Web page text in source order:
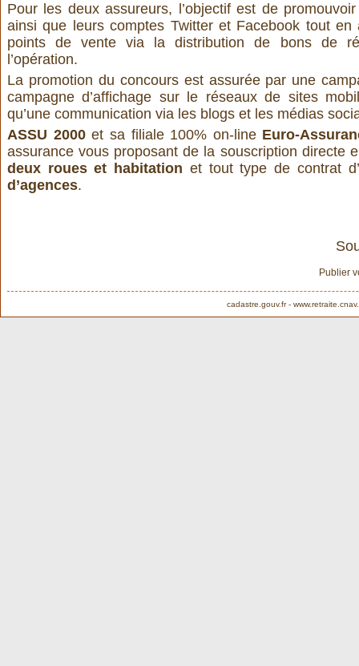
Pour les deux assureurs, l’objectif est de
ainsi que leurs comptes Twitter et Facebook tout
points de vente via la distribution de bons de
l’opération.
La promotion du concours est assurée par une
campagne d’affichage sur le réseaux de sites
qu’une communication via les blogs et les médias
ASSU 2000et sa filiale 100% on-line Euro-
assurance vous proposant de la souscription directe
deux roues et habitation et tout type de contrat
d’agences.
Publier
cadastre.gouv.fr-